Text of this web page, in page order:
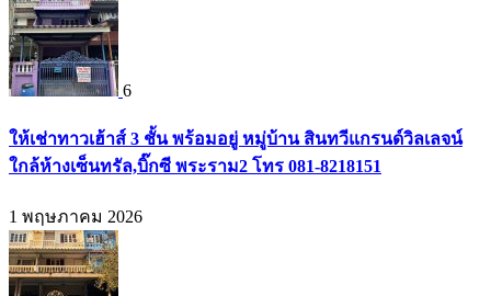
6
ให้เช่าทาวเฮ้าส์ 3 ชั้น พร้อมอยู่ หมู่บ้าน สินทวีแกรนด์วิลเลจน์
ใกล้ห้างเซ็นทรัล,บิ๊กซี พระราม2 โทร 081-8218151
1 พฤษภาคม 2026